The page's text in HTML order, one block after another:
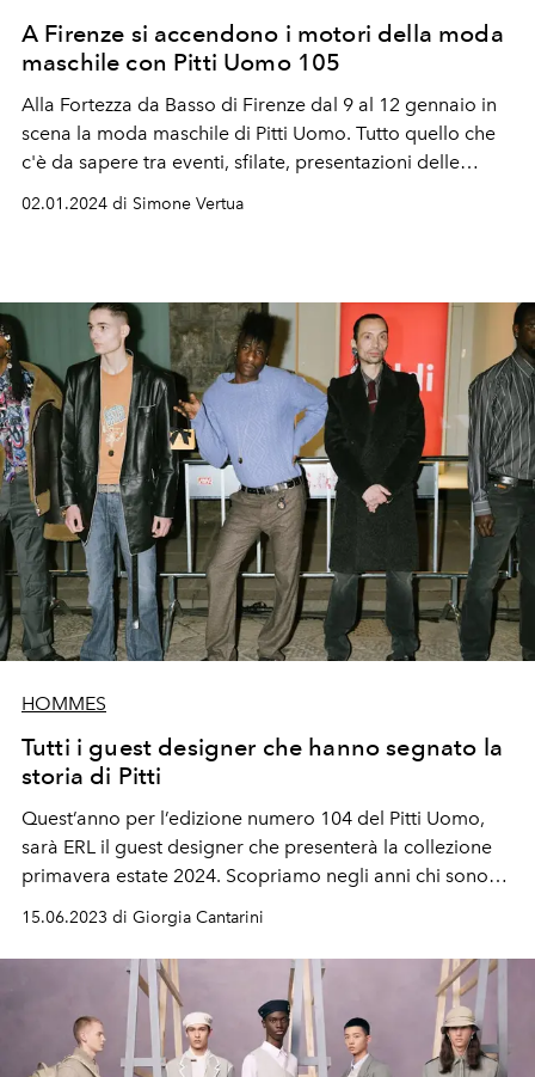
A Firenze si accendono i motori della moda
maschile con Pitti Uomo 105
Alla Fortezza da Basso di Firenze dal 9 al 12 gennaio in
scena la moda maschile di Pitti Uomo. Tutto quello che
c'è da sapere tra eventi, sfilate, presentazioni delle
collezioni moda uomo e nuovi debutti.
02.01.2024 di Simone Vertua
HOMMES
Tutti i guest designer che hanno segnato la
storia di Pitti
Quest’anno per l’edizione numero 104 del Pitti Uomo,
sarà ERL il guest designer che presenterà la collezione
primavera estate 2024. Scopriamo negli anni chi sono
stati i Guest Designer della più importante fiera dedicata
al menswear internazionale
15.06.2023 di Giorgia Cantarini